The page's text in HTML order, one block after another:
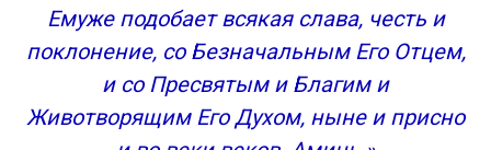
Емуже подобает всякая слава, честь и
поклонение, со Безначальным Его Отцем,
и со Пресвятым и Благим и
Животворящим Его Духом, ныне и присно